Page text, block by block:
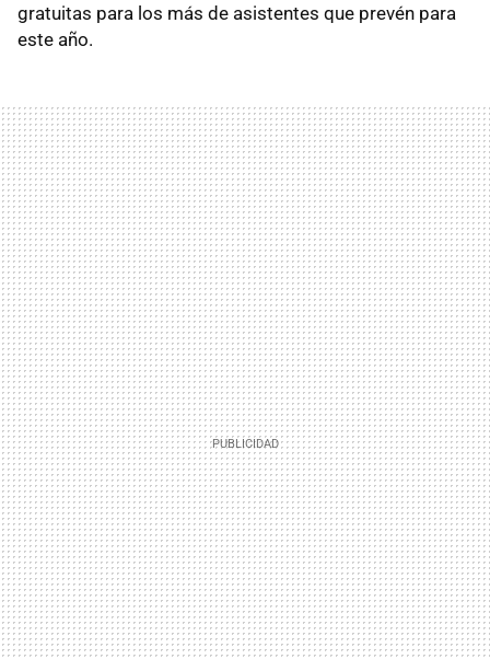
gratuitas para los más de asistentes que prevén para
este año.